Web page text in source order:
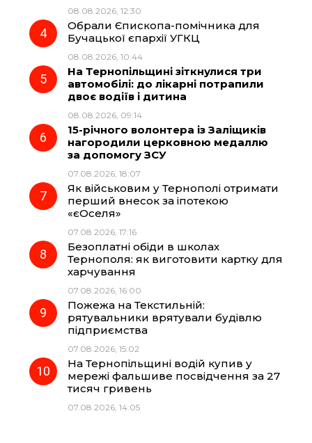
08.08.2026, 12:30
Обрали Єпископа-помічника для
Бучацької єпархії УГКЦ
08.08.2026, 10:44
На Тернопільщині зіткнулися три
автомобілі: до лікарні потрапили
двоє водіїв і дитина
08.08.2026, 09:14
15-річного волонтера із Заліщиків
нагородили церковною медаллю
за допомогу ЗСУ
07.08.2026, 18:07
Як військовим у Тернополі отримати
перший внесок за іпотекою
«єОселя»
07.08.2026, 17:16
Безоплатні обіди в школах
Тернополя: як виготовити картку для
харчування
07.08.2026, 16:00
Пожежа на Текстильній:
рятувальники врятували будівлю
підприємства
07.08.2026, 15:02
На Тернопільщині водій купив у
мережі фальшиве посвідчення за 27
тисяч гривень
07.08.2026, 14:05